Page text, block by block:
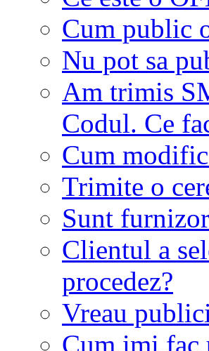
Cum public
Nu pot sa
Am trimis
Codul. Ce
Cum
Trimite o
Sunt
Clientul a
procedez?
Vreau
Cum imi fac